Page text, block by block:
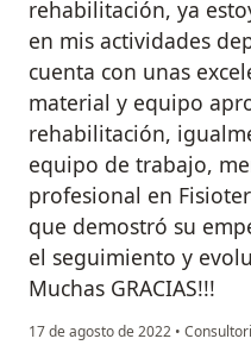
rehabilitación, ya
en mis actividades
cuenta con unas
material y equipo
rehabilitación,
equipo de trabajo,
profesional en
que demostró su
el seguimiento y
Muchas GRACIAS!!!
17 de agosto de 2022 •